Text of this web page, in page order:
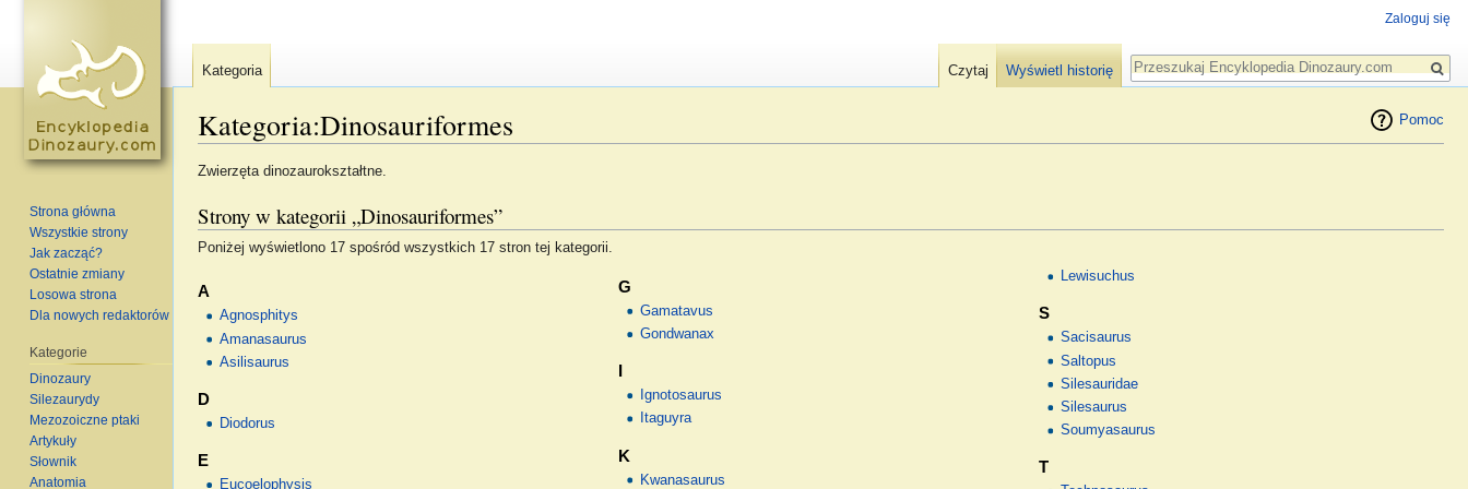
Pomoc
Kategoria:Dinosauriformes
Zwierzęta dinozaurokształtne.
Strony w kategorii „Dinosauriformes”
Poniżej wyświetlono 17 spośród wszystkich 17 stron tej kategorii.
A
Agnosphitys
Amanasaurus
Asilisaurus
D
Diodorus
E
Eucoelophysis
G
Gamatavus
Gondwanax
I
Ignotosaurus
Itaguyra
K
Kwanasaurus
Lewisuchus
S
Sacisaurus
Saltopus
Silesauridae
Silesaurus
Soumyasaurus
T
Zaloguj się
Kategoria Czytaj Wyświetl historię
Szukaj
Strona główna
Wszystkie strony
Jak zacząć?
Ostatnie zmiany
Losowa strona
Dla nowych redaktorów
Kategorie
Dinozaury
Silezaurydy
Mezozoiczne ptaki
Artykuły
Słownik
Anatomia